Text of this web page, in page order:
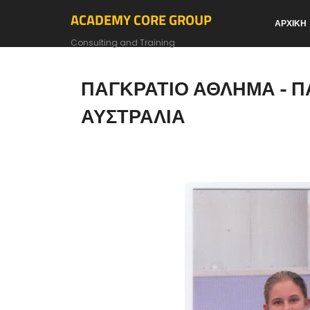
ACADEMY CORE GROUP
Consulting and Training
ΑΡΧΙΚΗ
ΠΑΓΚΡΑΤΙΟ ΑΘΛΗΜΑ -
ΑΥΣΤΡΑΛΙΑ